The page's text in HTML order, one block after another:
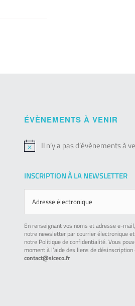
ÉVÈNEMENTS À VENIR
Notice
Il n’y a pas d’évènements à
INSCRIPTION À LA NEWSLETTER
En renseignant vos noms et adresse e-
notre newsletter par courrier électronique
notre Politique de confidentialité. Vous
moment à l’aide des liens de
contact@siceco.fr